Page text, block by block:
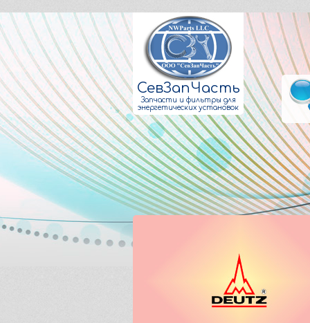
СевЗапЧасть
Запчасти и фильтры для
энергетических установок